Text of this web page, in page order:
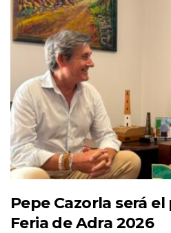
Pepe Cazorla será
Feria de Adra 2026